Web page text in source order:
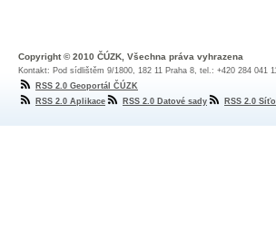
Copyright © 2010 ČÚZK, Všechna práva vyhrazena
Kontakt: Pod sídlištěm 9/1800, 182 11 Praha 8, tel.: +420 284 041
RSS 2.0 Geoportál ČÚZK
RSS 2.0 Aplikace
RSS 2.0 Datové sady RSS 2.0